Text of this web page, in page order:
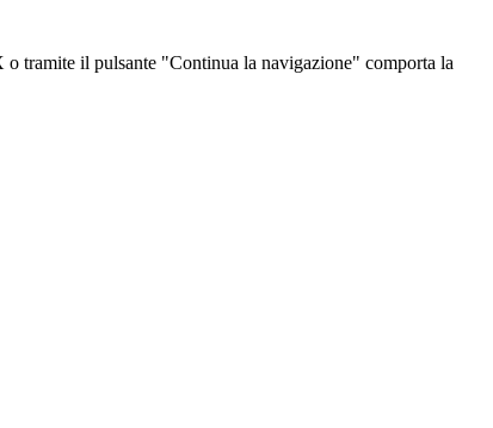
tramite il pulsante "Continua la navigazione" comporta la